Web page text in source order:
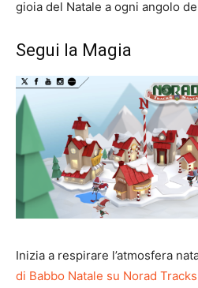
gioia del Natale a ogni angolo
Segui la Magia
Inizia a respirare l’atmosfera
di Babbo Natale su Norad